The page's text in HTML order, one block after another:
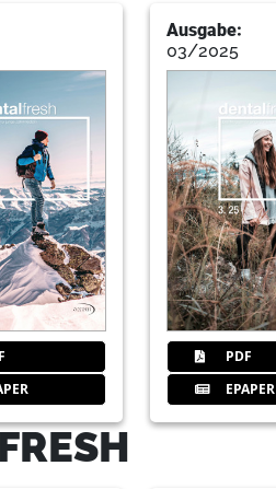
26Bdzm
27Mitgliedsantrag
28Adh
32Fotostory
Ausgabe:
03/2025
PDF
EPAPER